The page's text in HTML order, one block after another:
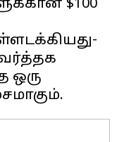
$100
ஒரு